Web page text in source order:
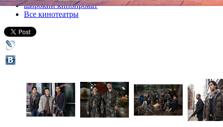
широкий кинопрокат
Все кинотеатры